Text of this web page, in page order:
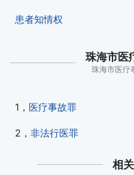
患者知情权
珠海市医
珠海市医疗
1， 医疗事故罪
2， 非法行医罪
相